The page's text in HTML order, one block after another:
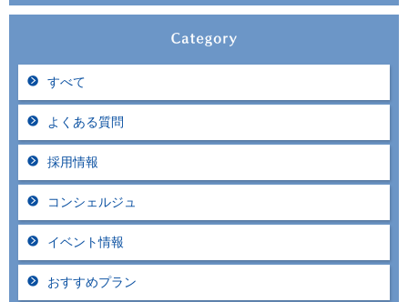
すべて
よくある質問
採用情報
コンシェルジュ
イベント情報
おすすめプラン